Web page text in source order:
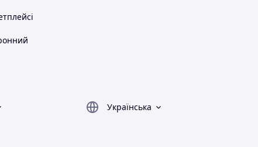
Українська